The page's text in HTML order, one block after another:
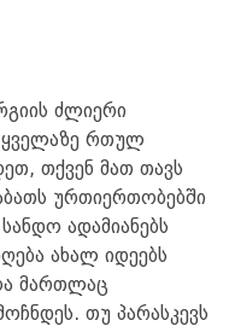
ძლიერი
ყველაზე რთულ
თქვენ მათ თავს
ურთიერთობებში
ადამიანებს
ახალ იდეებს
მართლაც
თუ პარასკევს